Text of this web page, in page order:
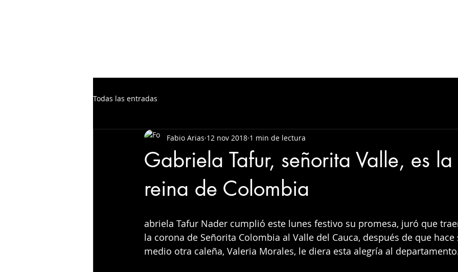
Todas las entradas
Gabriela Tafur, señorita Valle, es
reina de Colombia
Fabio Arias 12 nov 2018 1 min de lectura
abriela Tafur Nader cumplió este lunes festivo su promesa, juró que
la corona de Señorita Colombia al Valle del Cauca, después de que
medio otra caleña, Valeria Morales, le diera esta alegría al